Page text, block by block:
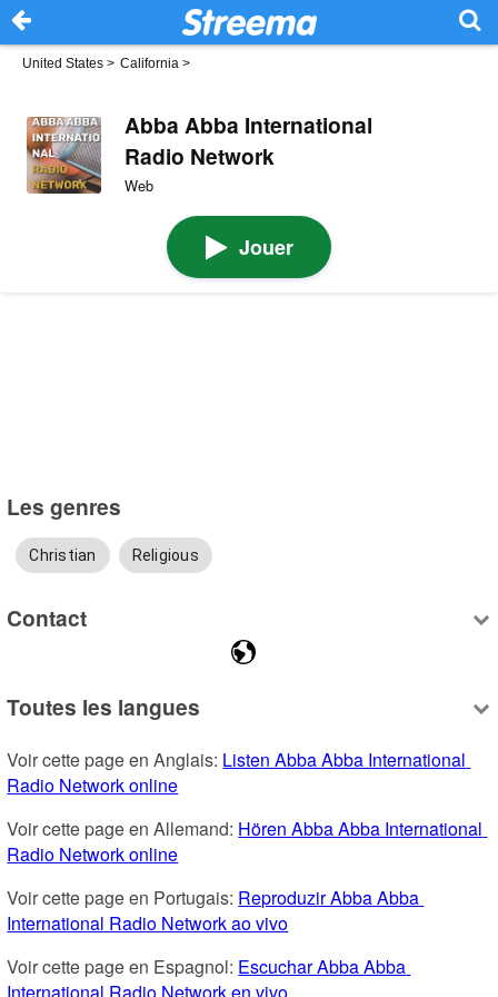
United States > California >
Abba Abba International
Radio Network
Web
Jouer
Les genres
Christian Religious
Contact
Toutes les langues
Voir cette page en Anglais: Listen Abba Abba International
Radio Network online
Voir cette page en Allemand: Hören Abba Abba International
Radio Network online
Voir cette page en Portugais: Reproduzir Abba Abba
International Radio Network ao vivo
Voir cette page en Espagnol: Escuchar Abba Abba
International Radio Network en vivo